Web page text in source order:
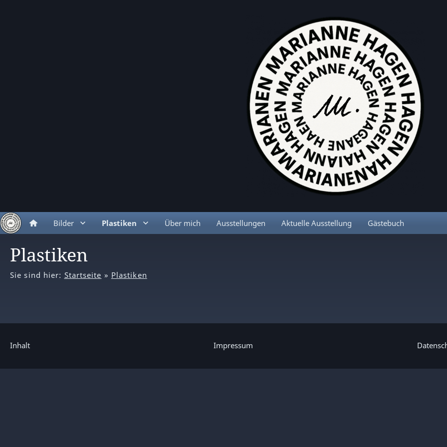
Bilder Plastiken Über mich Ausstellungen Aktuelle Ausstellung Gästebuch
Plastiken
Sie sind hier: Startseite » Plastiken
Inhalt Impressum